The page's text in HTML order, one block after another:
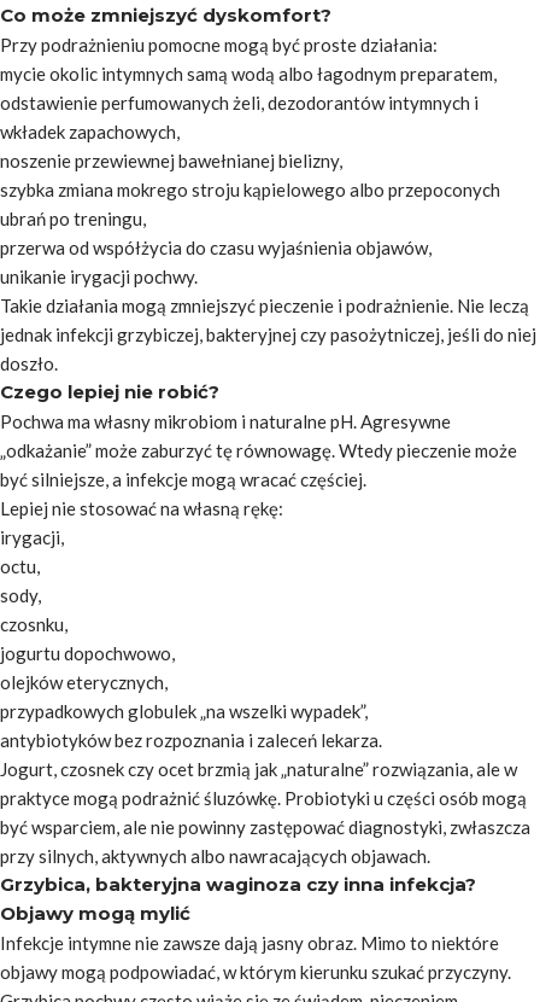
Co może zmniejszyć dyskomfort?
Przy podrażnieniu pomocne mogą być proste działania:
mycie okolic intymnych samą wodą albo łagodnym preparatem,
odstawienie perfumowanych żeli, dezodorantów intymnych i
wkładek zapachowych,
noszenie przewiewnej bawełnianej bielizny,
szybka zmiana mokrego stroju kąpielowego albo przepoconych
ubrań po treningu,
przerwa od współżycia do czasu wyjaśnienia objawów,
unikanie irygacji pochwy.
Takie działania mogą zmniejszyć pieczenie i podrażnienie. Nie leczą
jednak infekcji grzybiczej, bakteryjnej czy pasożytniczej, jeśli do niej
doszło.
Czego lepiej nie robić?
Pochwa ma własny mikrobiom i naturalne pH. Agresywne
„odkażanie” może zaburzyć tę równowagę. Wtedy pieczenie może
być silniejsze, a infekcje mogą wracać częściej.
Lepiej nie stosować na własną rękę:
irygacji,
octu,
sody,
czosnku,
jogurtu dopochwowo,
olejków eterycznych,
przypadkowych globulek „na wszelki wypadek”,
antybiotyków bez rozpoznania i zaleceń lekarza.
Jogurt, czosnek czy ocet brzmią jak „naturalne” rozwiązania, ale w
praktyce mogą podrażnić śluzówkę. Probiotyki u części osób mogą
być wsparciem, ale nie powinny zastępować diagnostyki, zwłaszcza
przy silnych, aktywnych albo nawracających objawach.
Grzybica, bakteryjna waginoza czy inna infekcja?
Objawy mogą mylić
Infekcje intymne nie zawsze dają jasny obraz. Mimo to niektóre
objawy mogą podpowiadać, w którym kierunku szukać przyczyny.